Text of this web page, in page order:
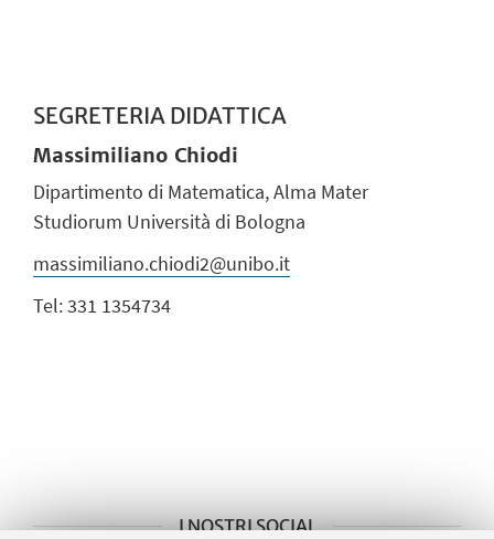
SEGRETERIA DIDATTICA
Massimiliano Chiodi
Dipartimento di Matematica, Alma Mater
Studiorum Università di Bologna
massimiliano.chiodi2@unibo.it
Tel: 331 1354734
I NOSTRI SOCIAL